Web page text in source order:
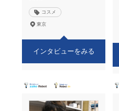
コスメ
東京
インタビューをみる